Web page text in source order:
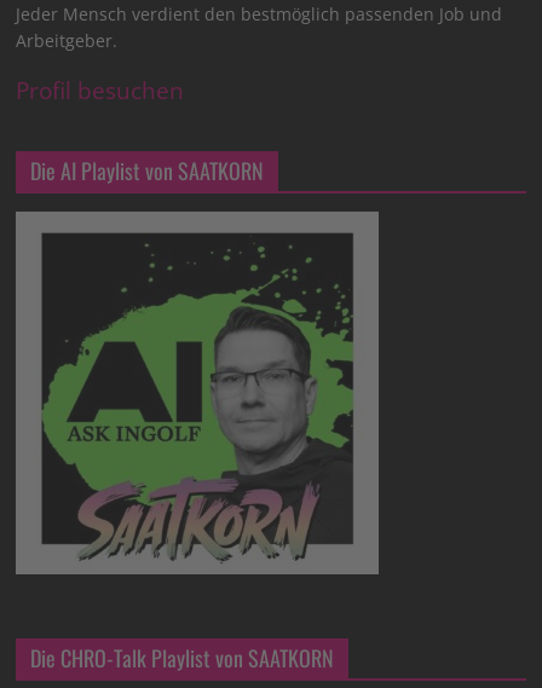
Jeder Mensch verdient den bestmöglich passenden Job und
Arbeitgeber.
Profil besuchen
Die AI Playlist von SAATKORN
Die CHRO-Talk Playlist von SAATKORN